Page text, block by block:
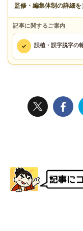
監修・編集体制の詳細を
記事に関するご案内
✓ 誤植・誤字脱字の